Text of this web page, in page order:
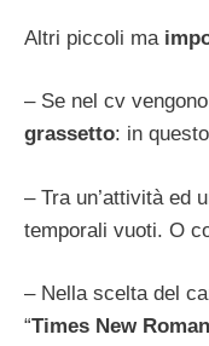
Altri piccoli ma
– Se nel cv
grassetto: in
– Tra un’attività ed
temporali vuoti. O
– Nella scelta del
“Times New Roman